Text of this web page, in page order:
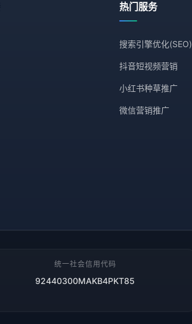
热门服务
搜索引擎优化(SEO)
抖音短视频营销
小红书种草推广
微信营销推广
统一社会信用代码
92440300MAKB4PKT85